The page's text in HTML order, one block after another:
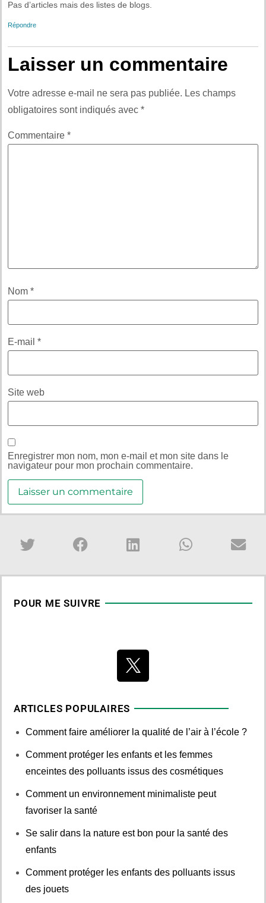
Pas d’articles mais des listes de blogs.
Répondre
Laisser un commentaire
Votre adresse e-mail ne sera pas publiée. Les champs
obligatoires sont indiqués avec *
Commentaire *
Nom *
E-mail *
Site web
Enregistrer mon nom, mon e-mail et mon site dans le
navigateur pour mon prochain commentaire.
POUR ME SUIVRE
ARTICLES POPULAIRES
Comment faire améliorer la qualité de l’air à l’école ?
Comment protéger les enfants et les femmes
enceintes des polluants issus des cosmétiques
Comment un environnement minimaliste peut
favoriser la santé
Se salir dans la nature est bon pour la santé des
enfants
Comment protéger les enfants des polluants issus
des jouets